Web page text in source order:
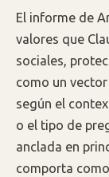
El informe de
valores que
sociales,
como un
según el
o el tipo de
anclada en
comporta